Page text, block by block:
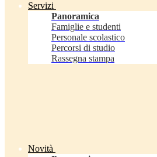
Servizi
Panoramica
Famiglie e studenti
Personale scolastico
Percorsi di studio
Rassegna stampa
Novità